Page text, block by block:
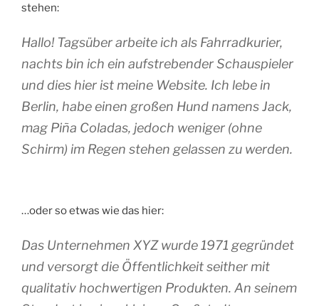
stehen:
Hallo! Tagsüber arbeite ich als Fahrradkurier,
nachts bin ich ein aufstrebender Schauspieler
und dies hier ist meine Website. Ich lebe in
Berlin, habe einen großen Hund namens Jack,
mag Piña Coladas, jedoch weniger (ohne
Schirm) im Regen stehen gelassen zu werden.
…oder so etwas wie das hier:
Das Unternehmen XYZ wurde 1971 gegründet
und versorgt die Öffentlichkeit seither mit
qualitativ hochwertigen Produkten. An seinem